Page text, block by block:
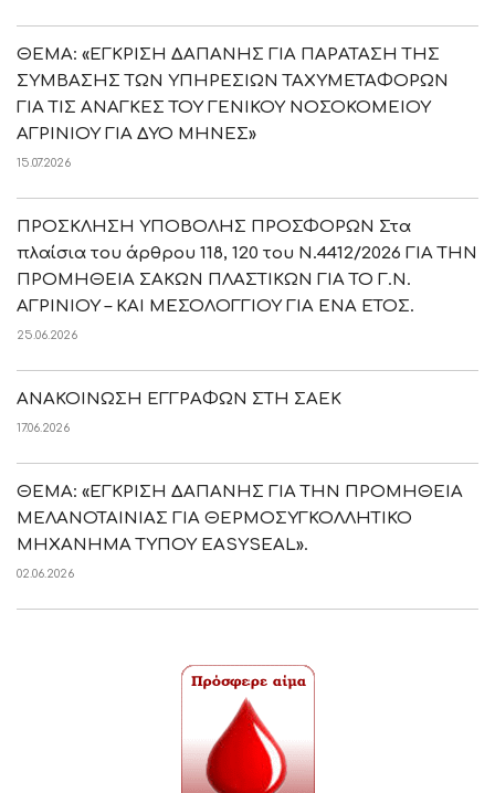
ΘΕΜΑ: «ΕΓΚΡΙΣΗ ΔΑΠΑΝΗΣ ΓΙΑ ΠΑΡΑΤΑΣΗ ΤΗΣ
ΣΥΜΒΑΣΗΣ ΤΩΝ ΥΠΗΡΕΣΙΩΝ ΤΑΧΥΜΕΤΑΦΟΡΩΝ
ΓΙΑ ΤΙΣ ΑΝΑΓΚΕΣ ΤΟΥ ΓΕΝΙΚΟΥ ΝΟΣΟΚΟΜΕΙΟΥ
ΑΓΡΙΝΙΟΥ ΓΙΑ ΔΥΟ ΜΗΝΕΣ»
15.07.2026
ΠΡΟΣΚΛΗΣΗ ΥΠΟΒΟΛΗΣ ΠΡΟΣΦΟΡΩΝ Στα
πλαίσια του άρθρου 118, 120 του Ν.4412/2026 ΓΙΑ ΤΗΝ
ΠΡΟΜΗΘΕΙΑ ΣΑΚΩΝ ΠΛΑΣΤΙΚΩΝ ΓΙΑ ΤΟ Γ.Ν.
ΑΓΡΙΝΙΟΥ – ΚΑΙ ΜΕΣΟΛΟΓΓΙΟΥ ΓΙΑ ΕΝΑ ΕΤΟΣ.
25.06.2026
ΑΝΑΚΟΙΝΩΣΗ ΕΓΓΡΑΦΩΝ ΣΤΗ ΣΑΕΚ
17.06.2026
ΘΕΜΑ: «ΕΓΚΡΙΣΗ ΔΑΠΑΝΗΣ ΓΙΑ ΤΗΝ ΠΡΟΜΗΘΕΙΑ
ΜΕΛΑΝΟΤΑΙΝΙΑΣ ΓΙΑ ΘΕΡΜΟΣΥΓΚΟΛΛΗΤΙΚΟ
ΜΗΧΑΝΗΜΑ ΤΥΠΟΥ EASYSEAL».
02.06.2026